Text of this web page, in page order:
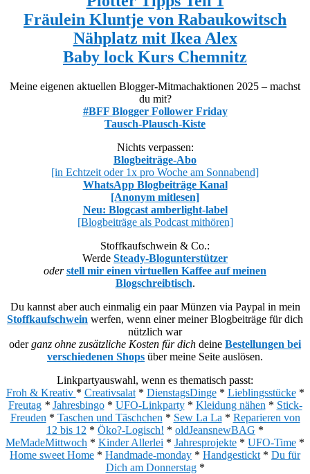
Fräulein Kluntje von Rabaukowitsch
Nähplatz mit Ikea Alex
Baby lock Kurs Chemnitz
Meine eigenen aktuellen Blogger-Mitmachaktionen 2025 – machst
du mit?
#BFF Blogger Follower Friday
Tausch-Plausch-Kiste
Nichts verpassen:
Blogbeiträge-Abo
[in Echtzeit oder 1x pro Woche am Sonnabend]
WhatsApp Blogbeiträge Kanal
[Anonym mitlesen]
Neu: Blogcast amberlight-label
[Blogbeiträge als Podcast mithören]
Stoffkaufschwein & Co.:
Werde Steady-Blogunterstützer
oder stell mir einen virtuellen Kaffee auf meinen
Blogschreibtisch.
Du kannst aber auch einmalig ein paar Münzen via Paypal in mein
Stoffkaufschwein werfen, wenn einer meiner Blogbeiträge für dich
nützlich war
oderganz ohne zusätzliche Kosten für dich deine Bestellungen bei
verschiedenen Shops über meine Seite auslösen.
Linkpartyauswahl, wenn es thematisch passt:
Froh & Kreativ * Creativsalat* DienstagsDinge* Lieblingsstücke*
Freutag* Jahresbingo* UFO-Linkparty* Kleidung nähen * Stick-
Freuden * Taschen und Täschchen * Sew La La * Reparieren von
12 bis 12 * Öko?-Logisch! * oldJeansnewBAG *
MeMadeMittwoch * Kinder Allerlei * Jahresprojekte * UFO-Time *
Home sweet Home * Handmade-monday * Handgestickt * Du für
Dich am Donnerstag*